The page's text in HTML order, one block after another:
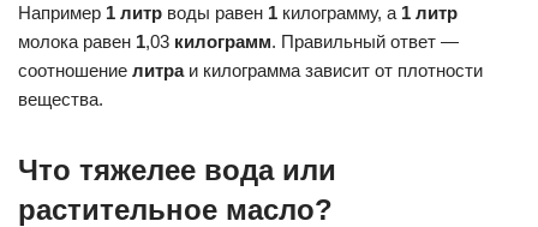
Например 1 литр воды равен 1 килограмму, а 1 литр
молока равен 1,03 килограмм. Правильный ответ —
соотношение литраи килограмма зависит от плотности
вещества.
Что тяжелее вода или
растительное масло?